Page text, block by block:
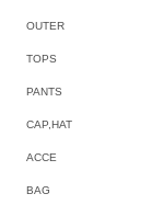
OUTER
TOPS
PANTS
CAP,HAT
ACCE
BAG